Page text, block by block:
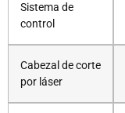
Sistema de
control
Cabezal de corte
por láser